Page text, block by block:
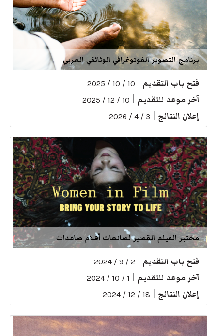
برنامج التصوير الفوتوغرافي الوثائقي العربي
فتح باب التقديم 10 / 10 / 2025
آخر موعد للتقديم 10 / 12 / 2025
إعلان النتائج 3 / 4 / 2026
مختبر الفيلم القصير لصانعات أفلام صاعدات
فتح باب التقديم 2 / 9 / 2024
آخر موعد للتقديم 1 / 10 / 2024
إعلان النتائج 18 / 12 / 2024